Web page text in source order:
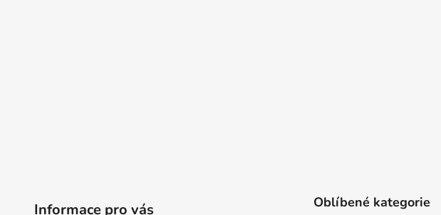
Informace pro vás Oblíbené kategorie